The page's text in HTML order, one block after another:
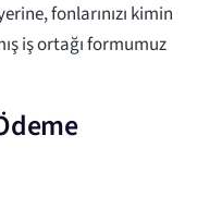
fonlarınızı kimin
iş ortağı formumuz